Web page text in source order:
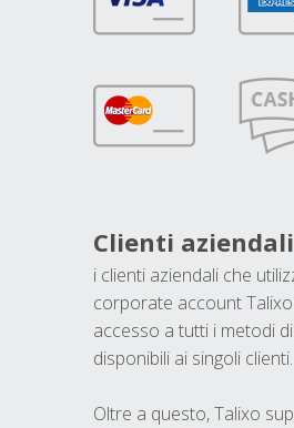
Clienti aziendali
i clienti aziendali che
corporate account
accesso a tutti i metodi
disponibili ai singoli clienti.
Oltre a questo, Talixo